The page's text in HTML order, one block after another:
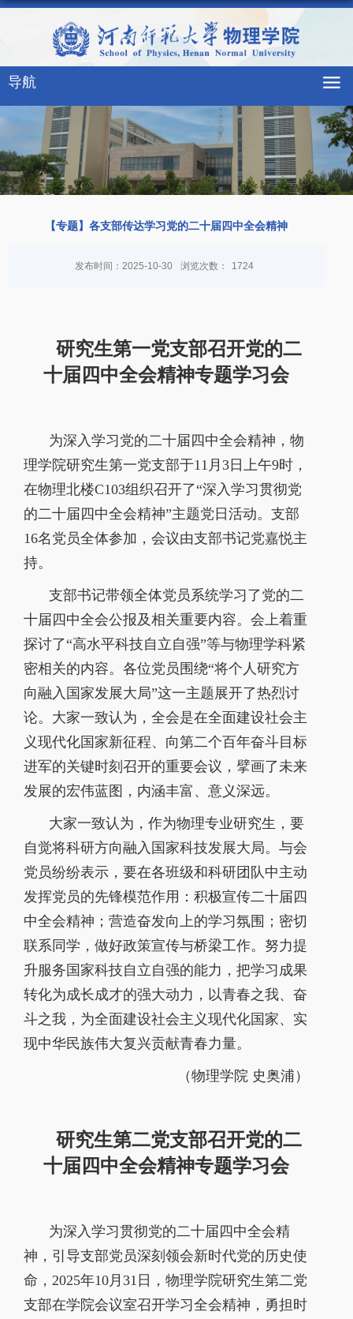
导航
【专题】各支部传达学习党的二十届四中全会精神
发布时间：2025-10-30 浏览次数： 1724
研究生第一党支部召开党的二
十届四中全会精神专题学习会
为深入学习党的二十届四中全会精神，物
理学院研究生第一党支部于11 月3日上午9时，
在物理北楼C103组织召开了“深入学习贯彻党
的二十届四中全会精神”主题党日活动。支部
16名党员全体参加，会议由支部书记党嘉悦主
持。
支部书记带领全体党员系统学习了党的二
十届四中全会公报及相关重要内容。会上着重
探讨了“高水平科技自立自强”等与物理学科紧
密相关的内容。各位党员围绕“将个人研究方
向融入国家发展大局”这一主题展开了热烈讨
论。大家一致认为，全会是在全面建设社会主
义现代化国家新征程、向第二个百年奋斗目标
进军的关键时刻召开的重要会议，擘画了未来
发展的宏伟蓝图，内涵丰富、意义深远。
大家一致认为，作为物理专业研究生，要
自觉将科研方向融入国家科技发展大局。与会
党员纷纷表示，要在各班级和科研团队中主动
发挥党员的先锋模范作用：积极宣传二十届四
中全会精神；营造奋发向上的学习氛围；密切
联系同学，做好政策宣传与桥梁工作。努力提
升服务国家科技自立自强的能力，把学习成果
转化为成长成才的强大动力，以青春之我、奋
斗之我，为全面建设社会主义现代化国家、实
现中华民族伟大复兴贡献青春力量。
（物理学院 史奥浦）
研究生第二党支部召开党的二
十届四中全会精神专题学习会
为深入学习贯彻党的二十届四中全会精
神，引导支部党员深刻领会新时代党的历史使
命， 2025年10 月31 日，物理学院研究生第二党
支部在学院会议室召开学习全会精神，勇担时